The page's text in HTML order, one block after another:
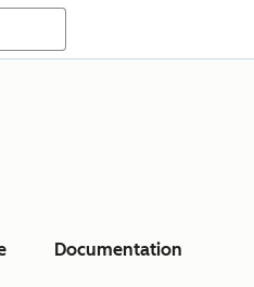
Documentation